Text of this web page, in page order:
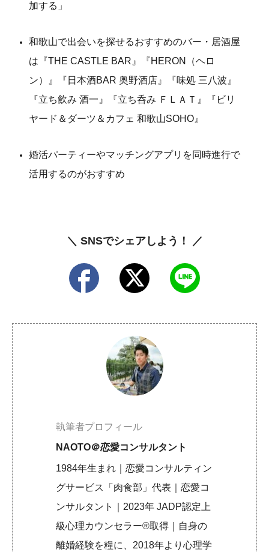
加する」
和歌山で出会いを探せるおすすめのバー・居酒屋
は『THE CASTLE BAR』『HERON（ヘロ
ン）』『日本酒BAR 奥野酒店』『味処 三八波』
『立ち飲み 酒一』『立ち呑み ＦＬＡＴ』『ビリ
ヤード＆ダーツ＆カフェ 和歌山SOHO』
婚活パーティーやマッチングアプリを同時進行で
活用するのがおすすめ
＼ SNSでシェアしよう！ ／
執筆者プロフィール
NAOTO＠恋愛コンサルタント
1984年生まれ｜恋愛コンサルティン
グサービス「肉食部」代表｜恋愛コ
ンサルタント｜2023年 JADP認定上
級心理カウンセラー®取得｜自身の
離婚経験を糧に、2018年より心理学